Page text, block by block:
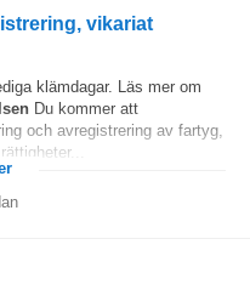
vikariat
klämdagar. Läs mer om
Du kommer att
och avregistrering av fartyg,